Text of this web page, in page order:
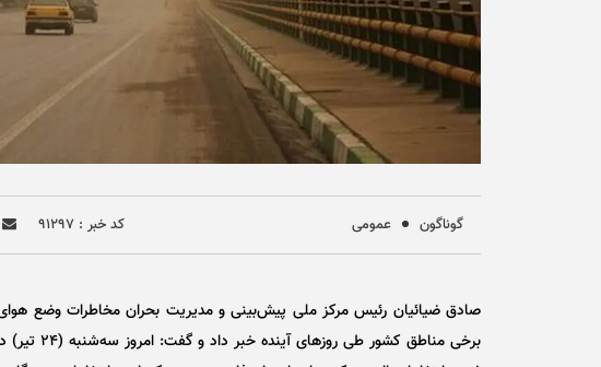
گوناگون عمومی کد خبر : ۹۱۲۹۷
صادق ضیائیان رئیس مرکز ملی پیش‌بینی و مدیریت بحران مخاطرات وضع هوای
برخی